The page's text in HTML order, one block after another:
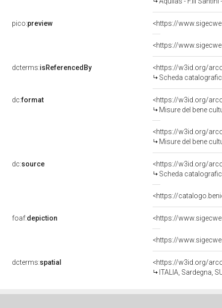
pico:preview
dcterms:isReferencedBy
<https://w3id.org/
Scheda
dc:format
<https://w3id.org/
Misure del bene
<https://w3id.org/
Misure del bene
dc:source
<https://w3id.org/
Scheda
<https://
foaf:depiction
dcterms:spatial
<https://w3id.org/
ITALIA, Sardegna,